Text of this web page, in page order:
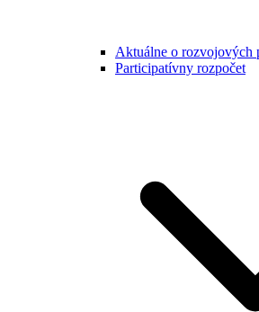
Aktuálne o rozvojových
Participatívny rozpočet